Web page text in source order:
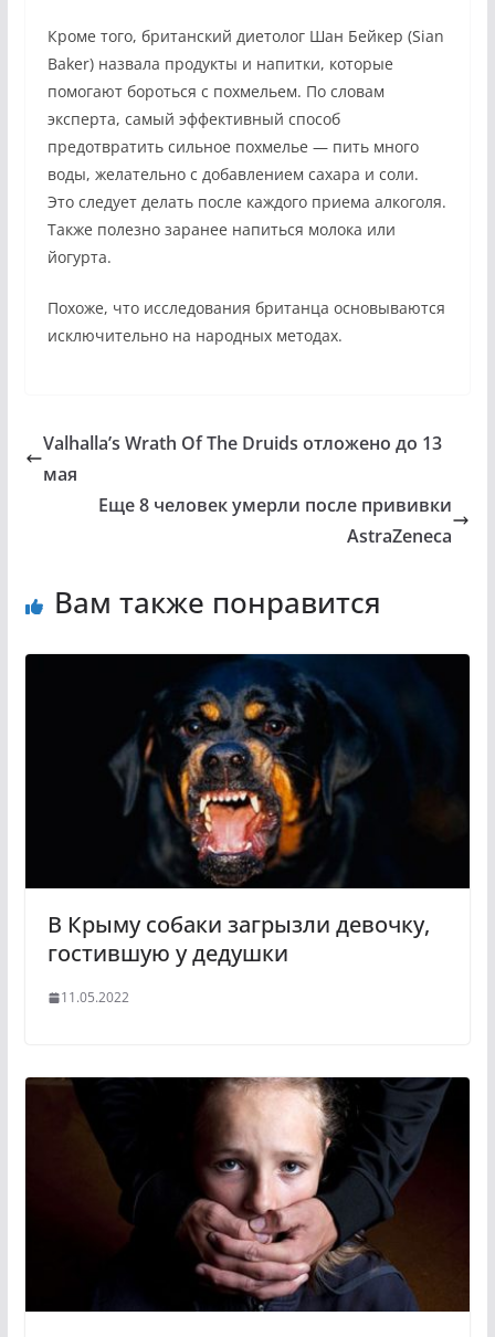
Кроме того, британский диетолог Шан Бейкер (Sian
Baker) назвала продукты и напитки, которые
помогают бороться с похмельем. По словам
эксперта, самый эффективный способ
предотвратить сильное похмелье — пить много
воды, желательно с добавлением сахара и соли.
Это следует делать после каждого приема алкоголя.
Также полезно заранее напиться молока или
йогурта.
Похоже, что исследования британца основываются
исключительно на народных методах.
Valhalla’s Wrath Of The Druids отложено до 13
мая
Еще 8 человек умерли после прививки
AstraZeneca
Вам также понравится
В Крыму собаки загрызли девочку,
гостившую у дедушки
11.05.2022